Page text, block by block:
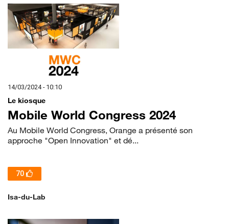
14/03/2024 - 10:10
Le kiosque
Mobile World Congress 2024
Au Mobile World Congress, Orange a présenté son
approche "Open Innovation" et dé...
70
Isa-du-Lab